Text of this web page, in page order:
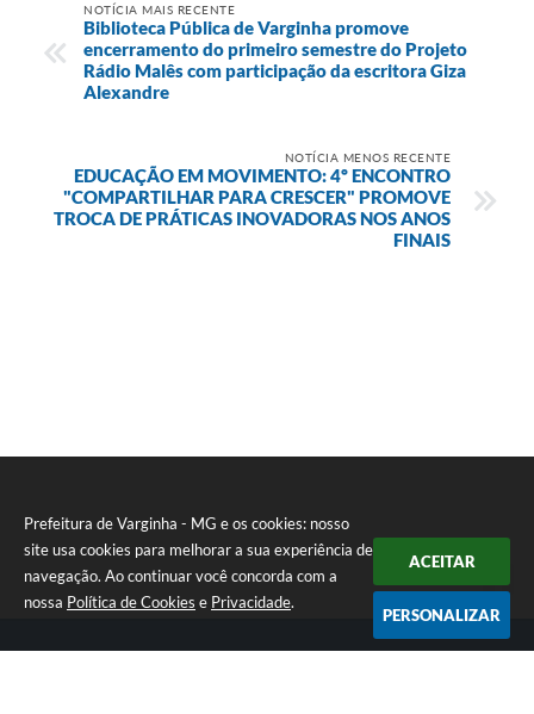
Prefeitura de Varginha - MG e os cookies: nosso
site usa cookies para melhorar a sua experiência de
navegação. Ao continuar você concorda com a
nossa Política de Cookies e Privacidade.
ACEITAR
PERSONALIZAR
NOTÍCIA MAIS RECENTE
Biblioteca Pública de Varginha promove
encerramento do primeiro semestre do Projeto
Rádio Malês com participação da escritora Giza
Alexandre
NOTÍCIA MENOS RECENTE
EDUCAÇÃO EM MOVIMENTO: 4º ENCONTRO
"COMPARTILHAR PARA CRESCER" PROMOVE
TROCA DE PRÁTICAS INOVADORAS NOS ANOS
FINAIS